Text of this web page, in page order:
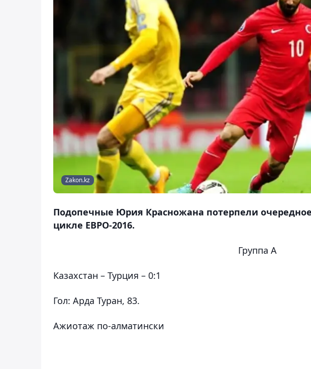
Zakon.kz
Подопечные Юрия Красножана потерпели
цикле ЕВРО-2016.
Группа A
Казахстан – Турция – 0:1
Гол: Арда Туран, 83.
Ажиотаж по-алматински